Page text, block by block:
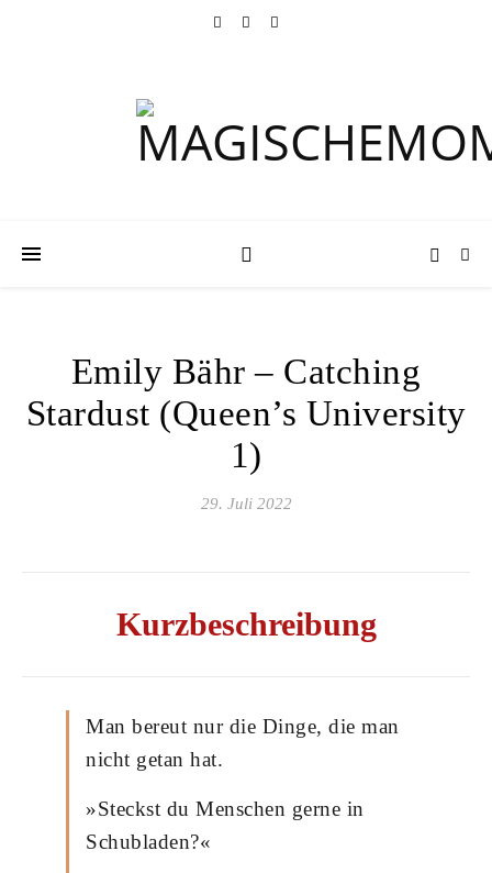
Emily Bähr – Catching
Stardust (Queen’s University
1)
29. Juli 2022
Kurzbeschreibung
Man bereut nur die Dinge, die man
nicht getan hat.
»Steckst du Menschen gerne in
Schubladen?«